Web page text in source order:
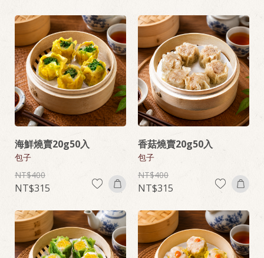
海鮮燒賣20g50入
包子
400
315
香菇燒賣20g50入
包子
400
315